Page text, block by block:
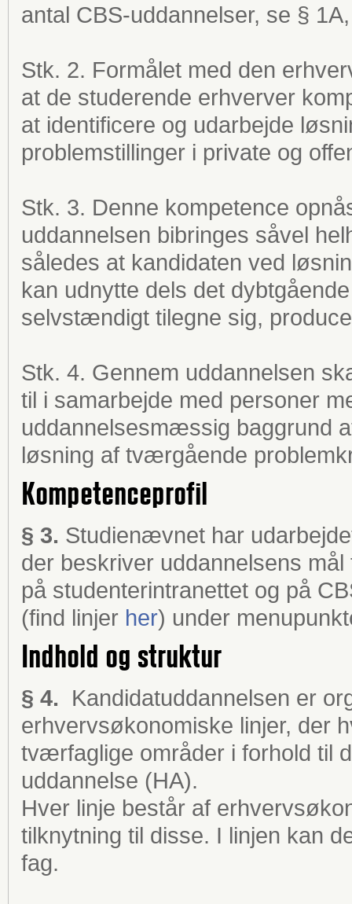
antal CBS-uddannelser, se §
Stk. 2. Formålet med den
at de studerende erhverver
at identificere og udarbejde
problemstillinger i private og
Stk. 3. Denne kompetence
uddannelsen bibringes såvel
således at kandidaten ved
kan udnytte dels det
selvstændigt tilegne sig,
Stk. 4. Gennem uddannelsen
til i samarbejde med personer
uddannelsesmæssig baggrund
løsning af tværgående
Kompetenceprofil
§ 3. Studienævnet har
der beskriver uddannelsens
på studenterintranettet og på
(find linjer her) under
Indhold og struktur
§ 4.
Kandidatuddannelsen er
erhvervsøkonomiske linjer, der
tværfaglige områder i forhold til
uddannelse (HA).
Hver linje består af
tilknytning til disse. I linjen kan
fag.